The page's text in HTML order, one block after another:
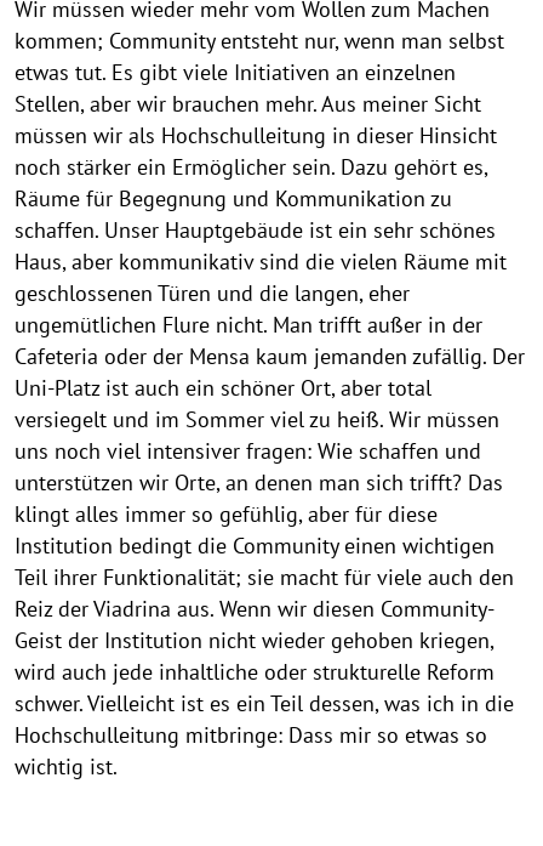
Wir müssen wieder mehr vom Wollen zum Machen
kommen; Community entsteht nur, wenn man selbst
etwas tut. Es gibt viele Initiativen an einzelnen
Stellen, aber wir brauchen mehr. Aus meiner Sicht
müssen wir als Hochschulleitung in dieser Hinsicht
noch stärker ein Ermöglicher sein. Dazu gehört es,
Räume für Begegnung und Kommunikation zu
schaffen. Unser Hauptgebäude ist ein sehr schönes
Haus, aber kommunikativ sind die vielen Räume mit
geschlossenen Türen und die langen, eher
ungemütlichen Flure nicht. Man trifft außer in der
Cafeteria oder der Mensa kaum jemanden zufällig. Der
Uni-Platz ist auch ein schöner Ort, aber total
versiegelt und im Sommer viel zu heiß. Wir müssen
uns noch viel intensiver fragen: Wie schaffen und
unterstützen wir Orte, an denen man sich trifft? Das
klingt alles immer so gefühlig, aber für diese
Institution bedingt die Community einen wichtigen
Teil ihrer Funktionalität; sie macht für viele auch den
Reiz der Viadrina aus. Wenn wir diesen Community-
Geist der Institution nicht wieder gehoben kriegen,
wird auch jede inhaltliche oder strukturelle Reform
schwer. Vielleicht ist es ein Teil dessen, was ich in die
Hochschulleitung mitbringe: Dass mir so etwas so
wichtig ist.